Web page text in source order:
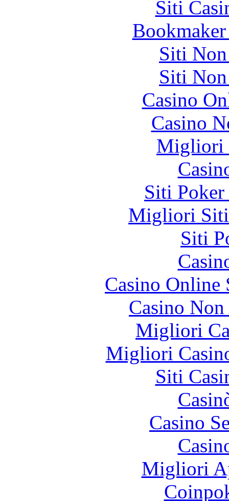
Siti
Siti
Siti
Casino
Casino
Migliori
Siti
Migliori Siti
Siti
Casino
Casino
Migliori
Migliori
Siti
Casino
Migliori